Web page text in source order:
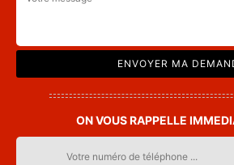
ON VOUS RAPPELLE